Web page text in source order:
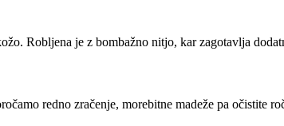
Robljena je z bombažno nitjo, kar zagotavlja
redno zračenje, morebitne madeže pa očistite